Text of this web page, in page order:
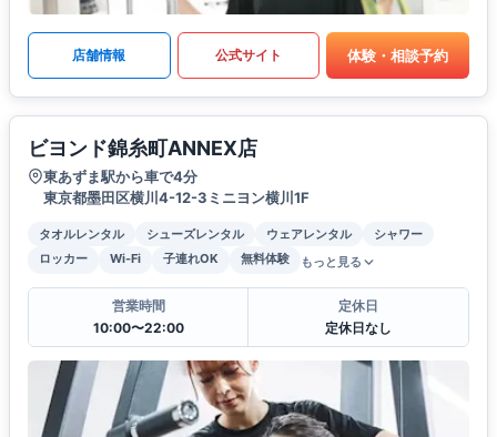
店舗情報 公式サイト 体験・相談予約
ビヨンド錦糸町ANNEX店
東あずま駅から車で4分
東京都墨田区横川4-12-3ミニヨン横川1F
タオルレンタル シューズレンタル ウェアレンタル
シャワー
ロッカー
Wi-Fi 子連れOK 無料体験 もっと見る
営業時間
10:00〜22:00
定休日
定休日なし